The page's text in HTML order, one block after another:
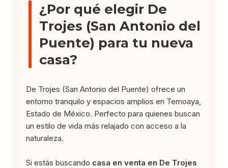
¿Por qué elegir De
Trojes (San Antonio del
Puente) para tu nueva
casa?
De Trojes (San Antonio del Puente) ofrece un
entorno tranquilo y espacios amplios en Temoaya,
Estado de México. Perfecto para quienes buscan
un estilo de vida más relajado con acceso a la
naturaleza.
Si estás buscando casa en venta en De Trojes